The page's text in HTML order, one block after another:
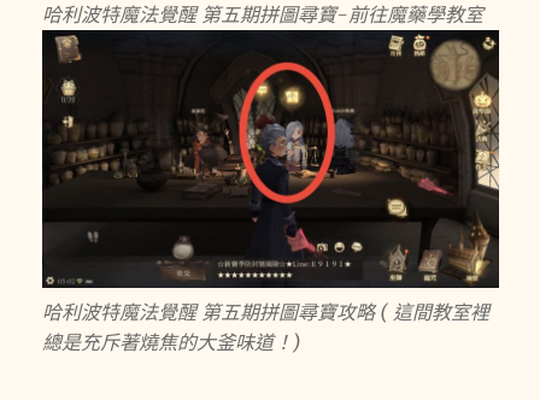
哈利波特魔法覺醒 第五期拼圖尋寶-前往魔藥學教室
哈利波特魔法覺醒 第五期拼圖尋寶攻略 ( 這間教室裡
總是充斥著燒焦的大釜味道！)